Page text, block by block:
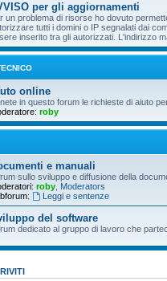
per gli aggiornamenti
un problema di risorse ho dovuto
tutti i domini o IP segnalati dai
inserito tra gli autorizzati. L'indirizzo
online
in questo forum le richieste di aiuto
roby
e manuali
sullo sviluppo e diffusione della
roby Moderators
Leggi e sentenze
del software
dedicato al gruppo di lavoro che